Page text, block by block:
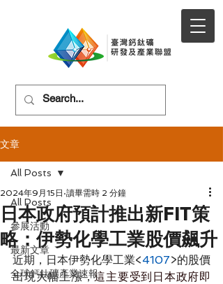
文章
All Posts
參展活動
最新文章
全球鈣鈦礦產業速報
All Posts
日本政府預計推出新FIT策
略：伊勢化學工業股價飆升
2024年9月15日 讀畢需時 2 分鐘
近期，日本伊勢化學工業<4107>的股價
出現大幅上漲，這主要受到日本政府即